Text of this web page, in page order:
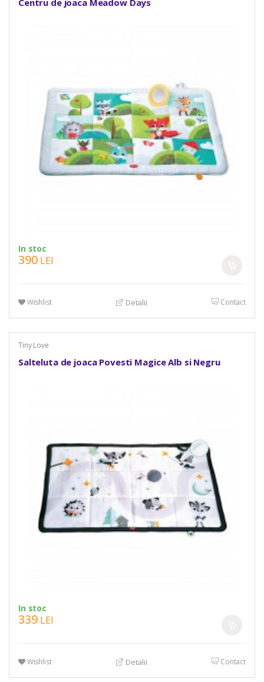
In stoc
390 LEI
Wishlist Detalii Contact
Tiny Love
Salteluta de joaca Povesti Magice Alb si Negru
In stoc
339 LEI
Wishlist Detalii Contact